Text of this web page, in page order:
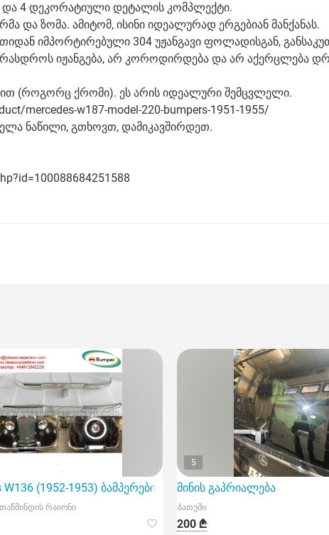
და 4 დეკორატიული დეტალის კომპლექტი.
და ზომა. ამიტომ, ისინი იდეალურად ერგებიან მანქანას.
იმპორტირებული 304 უჟანგავი ფოლადისგან,
არასდროს იჟანგება, არ კოროდირდება და არ აქერცლება
(როგორც ქრომი). ეს არის იდეალური შემცვლელი.
mercedes-w187-model-220-bumpers-1951-1955/
ნაწილი, გთხოვთ, დამიკავშირდეთ.
W136 (1952-1953) ბამპერები მოდელი 170Vb
რაიონი
5
მინის გაპრიალება
ბათუმი
200 ₾